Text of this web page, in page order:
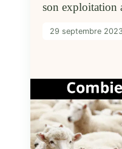
son exploitation
29 septembre